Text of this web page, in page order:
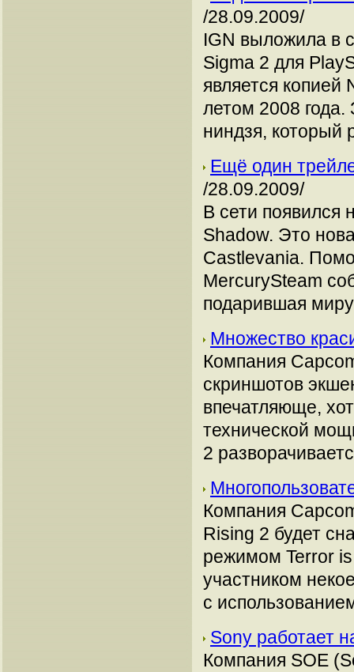
/28.09.2009/
IGN выложила в
Sigma 2 для
является
летом 2008 года.
ниндзя, который
Ещё один
/28.09.2009/
В сети появился
Shadow. Это
Castlevania.
MercurySteam
подарившая
Множество
Компания
скриншотов
впечатляюще,
технической
2
Компания
Rising 2 будет
режимом Terror is
участником
с
Sony работает
Компания SOE